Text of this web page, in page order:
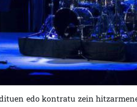
edo kontratu zein